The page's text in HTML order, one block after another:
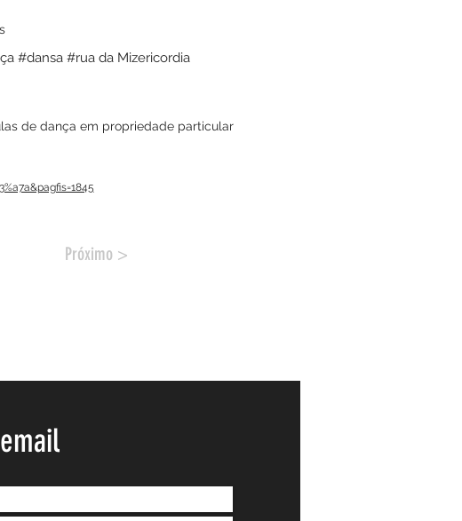
#dansa #rua da Mizericordia
de dança em propriedade particular
Próximo >